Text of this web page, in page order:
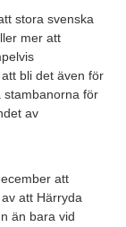
stora svenska
mer att
bli det även för
stambanorna för
av
att
att Härryda
än bara vid